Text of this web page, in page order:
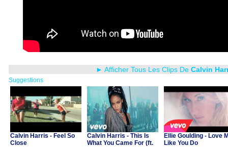
► Afficher Tous Les Clips De Calvin
Suggestions
Calvin Harris - Feel So
Close
Calvin Harris - This Is
What You Came For (ft.
Ellie Goulding - Love
Like You Do